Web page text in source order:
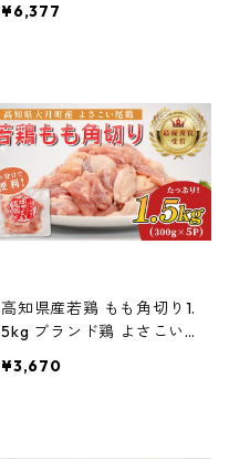
¥6,377
高知県産若鶏 もも角切り1.
5kg ブランド鶏 よさこい
¥3,670